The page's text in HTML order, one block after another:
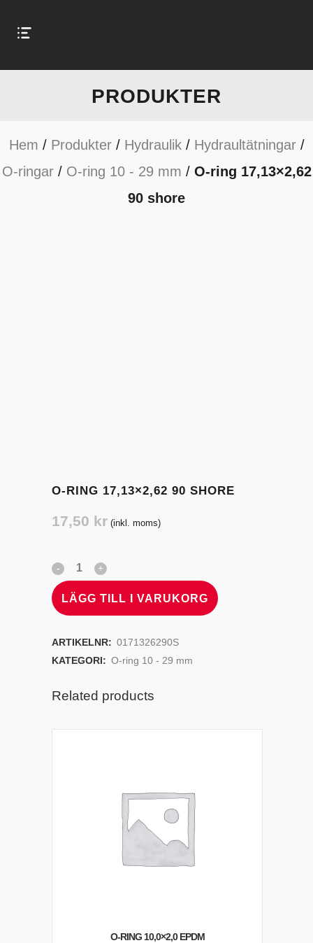
PRODUKTER
Hem / Produkter/ Hydraulik/ Hydraultätningar/
O-ringar/ O-ring 10 - 29 mm / O-ring 17,13×2,62
90 shore
O-RING 17,13×2,62 90 SHORE
17,50 kr (inkl. moms)
LÄGG TILL I VARUKORG
ARTIKELNR: 0171326290S
KATEGORI: O-ring 10 - 29 mm
Related products
O-RING 10,0×2,0 EPDM